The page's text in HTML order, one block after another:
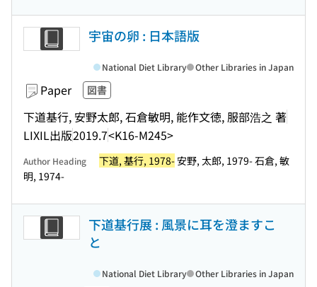
宇宙の卵 : 日本語版
Paper 図書
下道基行, 安野太郎, 石倉敏明, 能作文徳, 服部浩之 著
LIXIL出版2019.7<K16-M245>
National Diet Library Other Libraries in Japan
Author Heading 下道, 基行, 1978-安野, 太郎, 1979- 石倉, 敏
明, 1974-
下道基行展 : 風景に耳を澄ますこ
と
National Diet Library Other Libraries in Japan